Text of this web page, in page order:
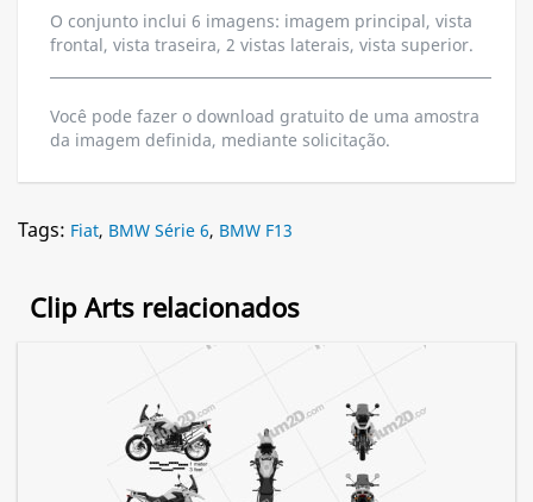
O conjunto inclui 6 imagens: imagem principal, vista
frontal, vista traseira, 2 vistas laterais, vista superior.
Você pode fazer o download gratuito de uma amostra
da imagem definida, mediante solicitação.
Tags: Fiat, BMW Série 6, BMW F13
Clip Arts relacionados